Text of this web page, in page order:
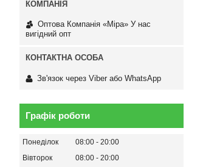
Оптова Компанія «Міра» У нас
вигідний опт
Зв'язок через Viber або WhatsApp
Графік роботи
Понеділок 08:00
20:00
Вівторок
08:00
20:00